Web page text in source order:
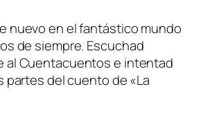
nuevo en el fantástico mundo
de siempre. Escuchad
al Cuentacuentos e intentad
partes del cuento de «La